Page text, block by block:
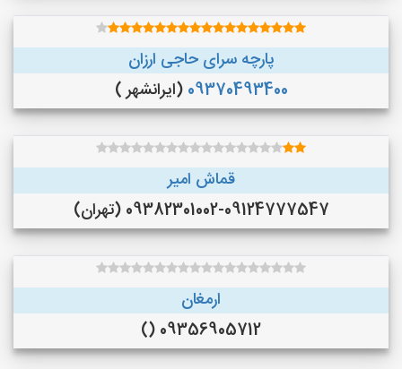
پارچه سرای حاجی ارزان
09370493400 (ایرانشهر )
قماش امیر
09382301002-09124777547 (تهران)
ارمغان
09356905712 ()